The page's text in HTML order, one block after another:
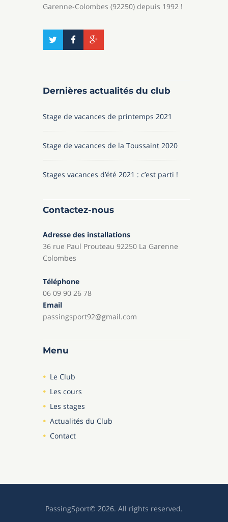
Garenne-Colombes (92250) depuis 1992 !
Dernières actualités du club
Stage de vacances de printemps 2021
Stage de vacances de la Toussaint 2020
Stages vacances d’été 2021 : c’est parti !
Contactez-nous
Adresse des installations
36 rue Paul Prouteau 92250 La Garenne
Colombes
Téléphone
06 09 90 26 78
Email
passingsport92@gmail.com
Menu
Le Club
Les cours
Les stages
Actualités du Club
Contact
PassingSport© 2026. All rights reserved.